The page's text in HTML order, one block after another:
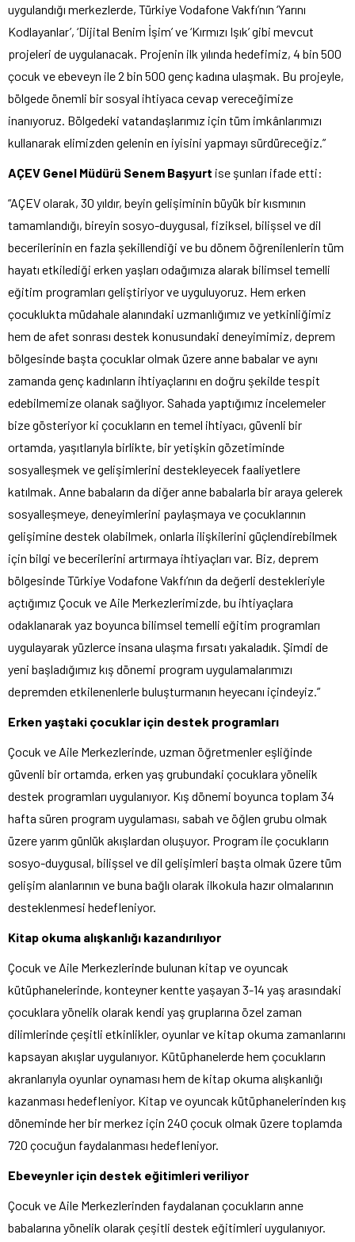
uygulandığı merkezlerde, Türkiye Vodafone Vakfı’nın ‘Yarını
Kodlayanlar’, ‘Dijital Benim İşim’ ve ‘Kırmızı Işık’ gibi mevcut
projeleri de uygulanacak. Projenin ilk yılında hedefimiz, 4 bin 500
çocuk ve ebeveyn ile 2 bin 500 genç kadına ulaşmak. Bu projeyle,
bölgede önemli bir sosyal ihtiyaca cevap vereceğimize
inanıyoruz. Bölgedeki vatandaşlarımız için tüm imkânlarımızı
kullanarak elimizden gelenin en iyisini yapmayı sürdüreceğiz.”
AÇEV Genel Müdürü Senem Başyurt ise şunları ifade etti:
“AÇEV olarak, 30 yıldır, beyin gelişiminin büyük bir kısmının
tamamlandığı, bireyin sosyo-duygusal, fiziksel, bilişsel ve dil
becerilerinin en fazla şekillendiği ve bu dönem öğrenilenlerin tüm
hayatı etkilediği erken yaşları odağımıza alarak bilimsel temelli
eğitim programları geliştiriyor ve uyguluyoruz. Hem erken
çocuklukta müdahale alanındaki uzmanlığımız ve yetkinliğimiz
hem de afet sonrası destek konusundaki deneyimimiz, deprem
bölgesinde başta çocuklar olmak üzere anne babalar ve aynı
zamanda genç kadınların ihtiyaçlarını en doğru şekilde tespit
edebilmemize olanak sağlıyor. Sahada yaptığımız incelemeler
bize gösteriyor ki çocukların en temel ihtiyacı, güvenli bir
ortamda, yaşıtlarıyla birlikte, bir yetişkin gözetiminde
sosyalleşmek ve gelişimlerini destekleyecek faaliyetlere
katılmak. Anne babaların da diğer anne babalarla bir araya gelerek
sosyalleşmeye, deneyimlerini paylaşmaya ve çocuklarının
gelişimine destek olabilmek, onlarla ilişkilerini güçlendirebilmek
için bilgi ve becerilerini artırmaya ihtiyaçları var. Biz, deprem
bölgesinde Türkiye Vodafone Vakfı’nın da değerli destekleriyle
açtığımız Çocuk ve Aile Merkezlerimizde, bu ihtiyaçlara
odaklanarak yaz boyunca bilimsel temelli eğitim programları
uygulayarak yüzlerce insana ulaşma fırsatı yakaladık. Şimdi de
yeni başladığımız kış dönemi program uygulamalarımızı
depremden etkilenenlerle buluşturmanın heyecanı içindeyiz.”
Erken yaştaki çocuklar için destek programları
Çocuk ve Aile Merkezlerinde, uzman öğretmenler eşliğinde
güvenli bir ortamda, erken yaş grubundaki çocuklara yönelik
destek programları uygulanıyor. Kış dönemi boyunca toplam 34
hafta süren program uygulaması, sabah ve öğlen grubu olmak
üzere yarım günlük akışlardan oluşuyor. Program ile çocukların
sosyo-duygusal, bilişsel ve dil gelişimleri başta olmak üzere tüm
gelişim alanlarının ve buna bağlı olarak ilkokula hazır olmalarının
desteklenmesi hedefleniyor.
Kitap okuma alışkanlığı kazandırılıyor
Çocuk ve Aile Merkezlerinde bulunan kitap ve oyuncak
kütüphanelerinde, konteyner kentte yaşayan 3-14 yaş arasındaki
çocuklara yönelik olarak kendi yaş gruplarına özel zaman
dilimlerinde çeşitli etkinlikler, oyunlar ve kitap okuma zamanlarını
kapsayan akışlar uygulanıyor. Kütüphanelerde hem çocukların
akranlarıyla oyunlar oynaması hem de kitap okuma alışkanlığı
kazanması hedefleniyor. Kitap ve oyuncak kütüphanelerinden kış
döneminde her bir merkez için 240 çocuk olmak üzere toplamda
720 çocuğun faydalanması hedefleniyor.
Ebeveynler için destek eğitimleri veriliyor
Çocuk ve Aile Merkezlerinden faydalanan çocukların anne
babalarına yönelik olarak çeşitli destek eğitimleri uygulanıyor.